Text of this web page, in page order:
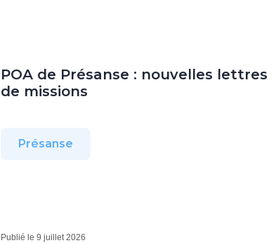
POA de Présanse : nouvelles lettres
de missions
Présanse
Publié le 9 juillet 2026